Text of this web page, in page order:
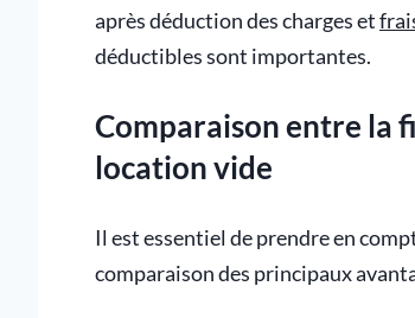
après déduction des charges et
déductibles sont importantes.
Comparaison entre la
location vide
Il est essentiel de prendre en
comparaison des principaux